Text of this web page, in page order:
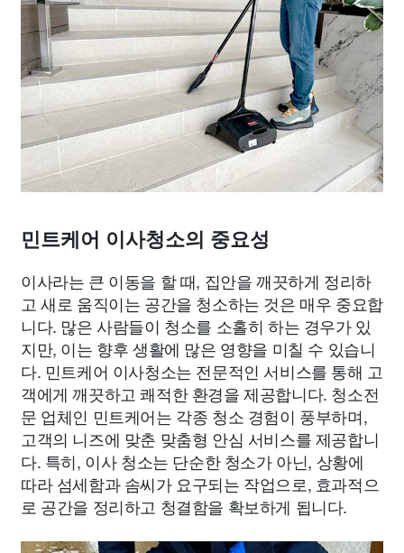
민트케어 이사청소의 중요성
이사라는 큰 이동을 할 때, 집안을 깨끗하게 정리하
고 새로 움직이는 공간을 청소하는 것은 매우 중요합
니다. 많은 사람들이 청소를 소홀히 하는 경우가 있
지만, 이는 향후 생활에 많은 영향을 미칠 수 있습니
다. 민트케어 이사청소는 전문적인 서비스를 통해 고
객에게 깨끗하고 쾌적한 환경을 제공합니다. 청소전
문 업체인 민트케어는 각종 청소 경험이 풍부하며,
고객의 니즈에 맞춘 맞춤형 안심 서비스를 제공합니
다. 특히, 이사 청소는 단순한 청소가 아닌, 상황에
따라 섬세함과 솜씨가 요구되는 작업으로, 효과적으
로 공간을 정리하고 청결함을 확보하게 됩니다.